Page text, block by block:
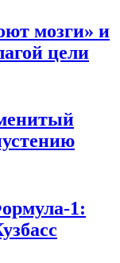
мозги» и
цели
1: